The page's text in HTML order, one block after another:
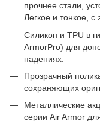
прочнее стали,
Легкое и тонкое, с
Силикон и TPU в
ArmorPro) для
падениях.
Прозрачный
сохраняющих
Металлические
серии Air Armor